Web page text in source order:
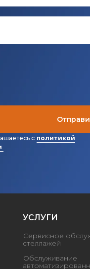
с политикой
УСЛУГИ
Сервисное
стеллажей
Обслуживание